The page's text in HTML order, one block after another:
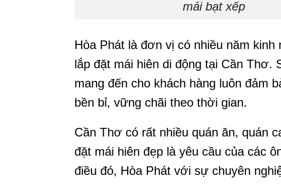
mái bạt xếp
Hòa Phát là đơn vị có nhiều năm
lắp đặt mái hiên di động tại Cần Thơ.
mang đến cho khách hàng luôn đảm
bền bỉ, vững chãi theo thời gian.
Cần Thơ có rất nhiều quán ăn, quán
đặt mái hiên đẹp là yêu cầu của các
điều đó, Hòa Phát với sự chuyên